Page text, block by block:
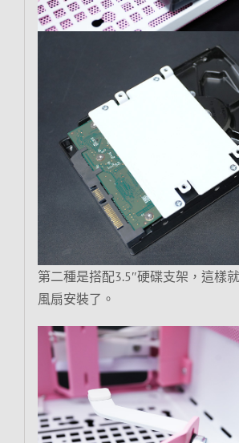
第二種是搭配3.5″硬碟支架，這樣
風扇安裝了。